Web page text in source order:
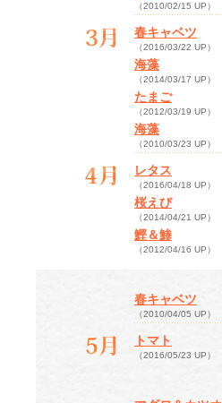
（2010/02/15 UP）
春キャベツ
（2016/03/22 UP）
海藻
（2014/03/17 UP）
たまご
（2012/03/19 UP）
海藻
（2010/03/23 UP）
レタス
（2016/04/18 UP）
桜えび
（2014/04/21 UP）
鰹＆鯵
（2012/04/16 UP）
春キャベツ
（2010/04/05 UP）
トマト
（2016/05/23 UP）